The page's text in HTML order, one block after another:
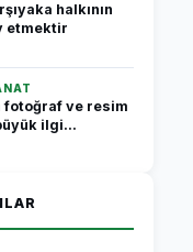
halkının
etmektir
fotoğraf ve resim
ilgi...